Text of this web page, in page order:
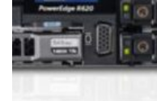
page
du
produit